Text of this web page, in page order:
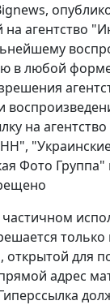
на агентство
в любой
на
Фото
только
для
адрес